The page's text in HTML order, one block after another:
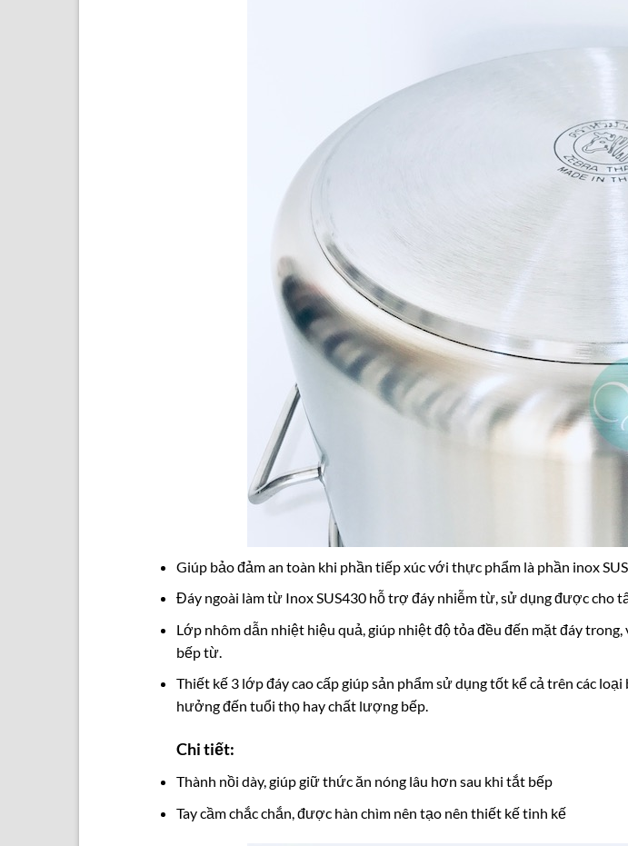
Giúp bảo đảm an toàn khi phần tiếp xúc với thực phẩm là phần inox
Đáy ngoài làm từ Inox SUS430 hỗ trợ đáy nhiễm từ, sử dụng được cho
Lớp nhôm dẫn nhiệt hiệu quả, giúp nhiệt độ tỏa đều đến mặt đáy
bếp từ.
Thiết kế 3 lớp đáy cao cấp giúp sản phẩm sử dụng tốt kể cả trên các
hưởng đến tuổi thọ hay chất lượng bếp.
Chi tiết:
Thành nồi dày, giúp giữ thức ăn nóng lâu hơn sau khi tắt bếp
Tay cầm chắc chắn, được hàn chìm nên tạo nên thiết kế tinh kế